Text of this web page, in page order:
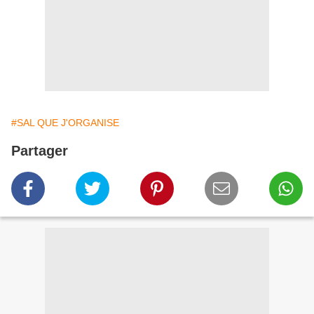
#SAL QUE J'ORGANISE
Partager